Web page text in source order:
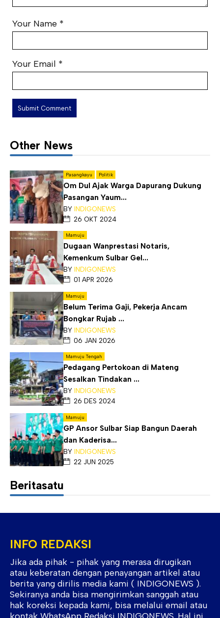
Your Name *
Your Email *
Other News
Pasangkayu Politik
Om Dul Ajak Warga Dapurang Dukung
Pasangan Yaum...
BY INDIGONEWS
26 OKT 2024
Mamuju
Dugaan Wanprestasi Notaris,
Kemenkum Sulbar Gel...
BY INDIGONEWS
01 APR 2026
Mamuju
Belum Terima Gaji, Pekerja Ancam
Bongkar Rujab ...
BY INDIGONEWS
06 JAN 2026
Mamuju Tengah
Pedagang Pertokoan di Mateng
Sesalkan Tindakan ...
BY INDIGONEWS
26 DES 2024
Mamuju
GP Ansor Sulbar Siap Bangun Daerah
dan Kaderisa...
BY INDIGONEWS
22 JUN 2025
Beritasatu
INFO REDAKSI
Jika ada pihak - pihak yang merasa dirugikan
atau keberatan dengan penayangan artikel atau
berita yang dirilis media kami ( INDIGONEWS ).
Sekiranya anda bisa mengirimkan sanggah atau
hak koreksi kepada kami, bisa melalui email atau